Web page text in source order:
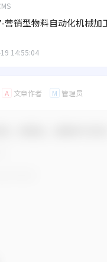
营销型物料自动化机械
14:55:04
A 文章作者 M 管理员